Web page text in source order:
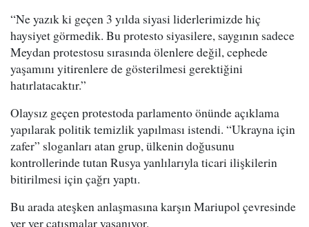
“Ne yazık ki geçen 3 yılda siyasi liderlerimizde hiç
haysiyet görmedik. Bu protesto siyasilere, saygının sadece
Meydan protestosu sırasında ölenlere değil, cephede
yaşamını yitirenlere de gösterilmesi gerektiğini
hatırlatacaktır.”
Olaysız geçen protestoda parlamento önünde açıklama
yapılarak politik temizlik yapılması istendi. “Ukrayna için
zafer” sloganları atan grup, ülkenin doğusunu
kontrollerinde tutan Rusya yanlılarıyla ticari ilişkilerin
bitirilmesi için çağrı yaptı.
Bu arada ateşken anlaşmasına karşın Mariupol çevresinde
yer yer çatışmalar yaşanıyor.